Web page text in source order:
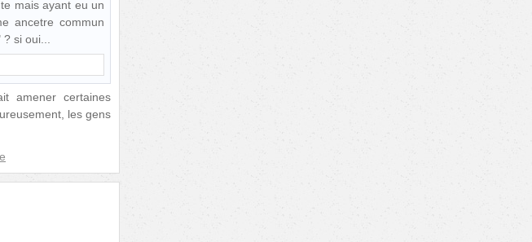
mais ayant eu un
ancetre commun
? si oui
amener certaines
les gens